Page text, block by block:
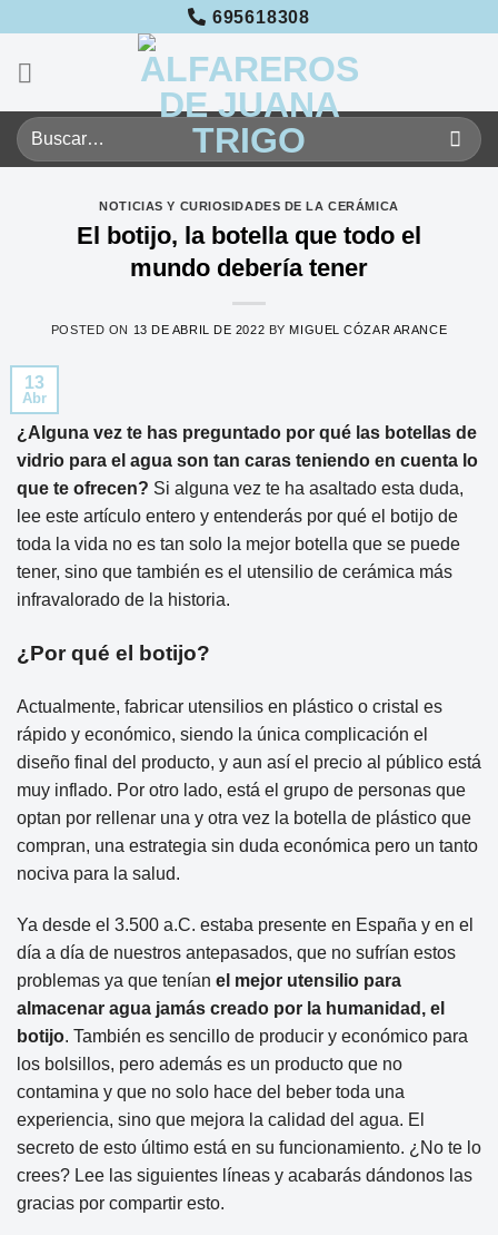
contenido
695618308
Buscar
por:
NOTICIAS Y CURIOSIDADES DE LA CERÁMICA
El botijo, la botella que todo el
mundo debería tener
POSTED ON 13 DE ABRIL DE 2022 BYMIGUEL CÓZAR ARANCE
13
Abr
¿Alguna vez te has preguntado por qué las botellas de
vidrio para el agua son tan caras teniendo en cuenta lo
que te ofrecen? Si alguna vez te ha asaltado esta duda,
lee este artículo entero y entenderás por qué el botijo de
toda la vida no es tan solo la mejor botella que se puede
tener, sino que también es el utensilio de cerámica más
infravalorado de la historia.
¿Por qué el botijo?
Actualmente, fabricar utensilios en plástico o cristal es
rápido y económico, siendo la única complicación el
diseño final del producto, y aun así el precio al público está
muy inflado. Por otro lado, está el grupo de personas que
optan por rellenar una y otra vez la botella de plástico que
compran, una estrategia sin duda económica pero un tanto
nociva para la salud.
Ya desde el 3.500 a.C. estaba presente en España y en el
día a día de nuestros antepasados, que no sufrían estos
problemas ya que tenían el mejor utensilio para
almacenar agua jamás creado por la humanidad, el
botijo. También es sencillo de producir y económico para
los bolsillos, pero además es un producto que no
contamina y que no solo hace del beber toda una
experiencia, sino que mejora la calidad del agua. El
secreto de esto último está en su funcionamiento. ¿No te lo
crees? Lee las siguientes líneas y acabarás dándonos las
gracias por compartir esto.